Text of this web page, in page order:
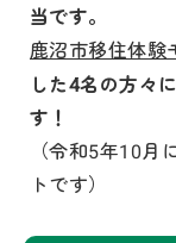
当です。
鹿沼市移住体験
した4名の方々
す！
（令和5年10
トです）